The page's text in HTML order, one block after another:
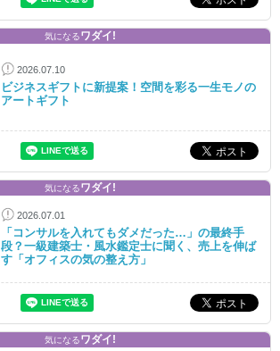
気になるワダイ!
2026.07.10
ビジネスギフトに新提案！空間を彩る一生モノの
アートギフト
気になるワダイ!
2026.07.01
「コンサルを入れてもダメだった…」の最終手
段？一級建築士・風水鑑定士に聞く、売上を伸ば
す「オフィスの気の整え方」
気になるワダイ!